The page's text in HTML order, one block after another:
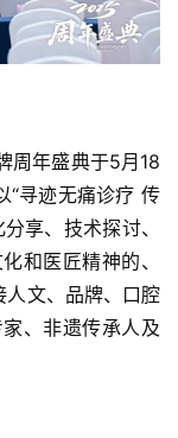
周年盛典于5月18
“寻迹无痛诊疗 传
享、技术探讨、
和医匠精神的、
人文、品牌、口腔
、非遗传承人及